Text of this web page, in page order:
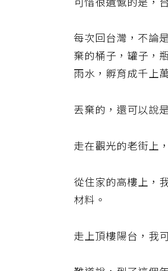
可惜很遺憾的是，
每次回台灣，不論
棄的桶子，罐子，
雨水，孵育成千上
丟棄的，還可以說
走在觀光的老街上
從住家的高樓上，
材料。
走上頂樓陽台，我